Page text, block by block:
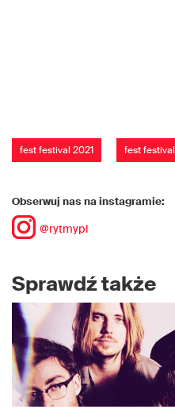
fest festival 2021 fest festival
Obserwuj nas na instagramie:
@rytmypl
Sprawdź także